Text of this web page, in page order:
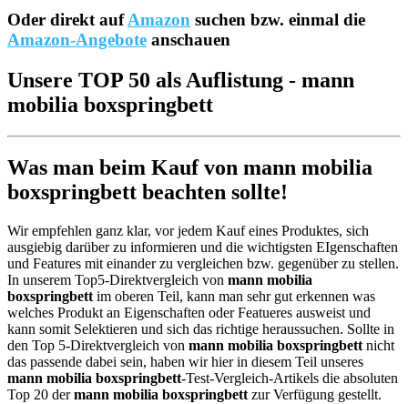
Oder direkt aufAmazon suchen bzw. einmal die
Amazon-Angebote anschauen
Unsere TOP 50 als Auflistung - mann
mobilia boxspringbett
Was man beim Kauf von mann mobilia
boxspringbett beachten sollte!
Wir empfehlen ganz klar, vor jedem Kauf eines Produktes, sich
ausgiebig darüber zu informieren und die wichtigsten EIgenschaften
und Features mit einander zu vergleichen bzw. gegenüber zu stellen.
In unserem Top5-Direktvergleich von mann mobilia
boxspringbett im oberen Teil, kann man sehr gut erkennen was
welches Produkt an Eigenschaften oder Featueres ausweist und
kann somit Selektieren und sich das richtige heraussuchen. Sollte in
den Top 5-Direktvergleich von mann mobilia boxspringbett nicht
das passende dabei sein, haben wir hier in diesem Teil unseres
mann mobilia boxspringbett-Test-Vergleich-Artikels die absoluten
Top 20 dermann mobilia boxspringbett zur Verfügung gestellt.